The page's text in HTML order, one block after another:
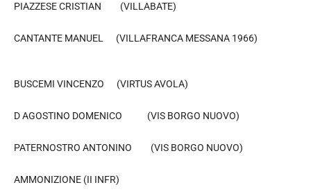
PIAZZESE CRISTIAN (VILLABATE)
CANTANTE MANUEL (VILLAFRANCA MESSANA 1966)
BUSCEMI VINCENZO (VIRTUS AVOLA)
D AGOSTINO DOMENICO (VIS BORGO NUOVO)
PATERNOSTRO ANTONINO (VIS BORGO NUOVO)
AMMONIZIONE (II INFR)